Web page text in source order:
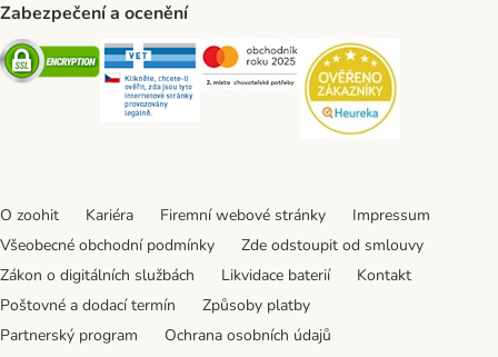
Zabezpečení a ocenění
Security Security Security
O zoohit Kariéra Firemní webové stránky
Impressum
Všeobecné obchodní podmínky
Zde odstoupit od smlouvy
Zákon o digitálních službách
Likvidace baterií
Kontakt
Poštovné a dodací termín
Způsoby platby
Partnerský program
Ochrana osobních údajů